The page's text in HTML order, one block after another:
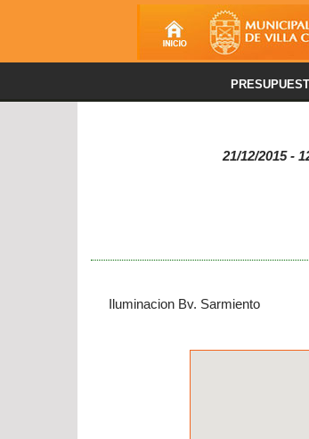
21/12/2015 -
Iluminacion Bv. Sarmiento